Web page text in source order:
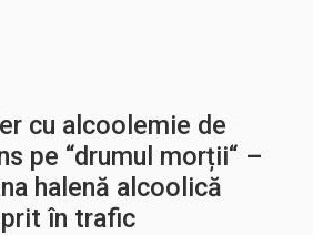
cu alcoolemie de
pe “drumul morții“ –
halenă alcoolică
în trafic